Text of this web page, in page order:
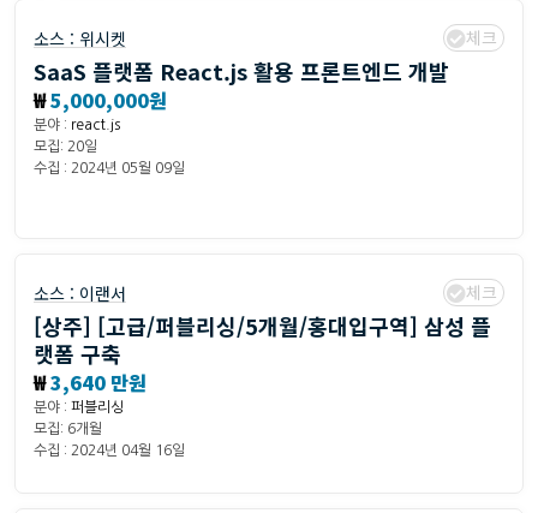
소스 : 위시켓 체크
SaaS 플랫폼 React.js 활용 프론트엔드 개발
₩5,000,000원
분야 : react.js
모집: 20일
수집 : 2024년 05월 09일
소스 : 이랜서 체크
[상주] [고급/퍼블리싱/5개월/홍대입구역] 삼성 플
랫폼 구축
₩3,640 만원
분야 : 퍼블리싱
모집: 6개월
수집 : 2024년 04월 16일